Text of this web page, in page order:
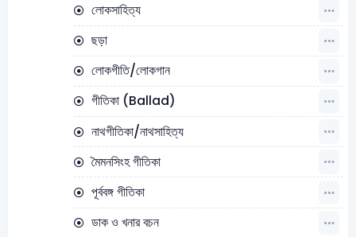
লোকসাহিত্য
ছড়া
লোকগীতি/লোকগান
গীতিকা (Ballad)
নাথগীতিকা/নাথসাহিত্য
মৈমনসিংহ গীতিকা
পূর্ববঙ্গ গীতিকা
ডাক ও খনার বচন